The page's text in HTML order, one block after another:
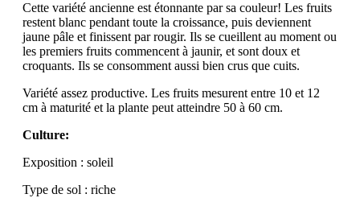
Cette variété ancienne est étonnante par sa couleur! Les fruits
restent blanc pendant toute la croissance, puis deviennent
jaune pâle et finissent par rougir. Ils se cueillent au moment ou
les premiers fruits commencent à jaunir, et sont doux et
croquants. Ils se consomment aussi bien crus que cuits.
Variété assez productive. Les fruits mesurent entre 10 et 12
cm à maturité et la plante peut atteindre 50 à 60 cm.
Culture:
Exposition : soleil
Type de sol : riche